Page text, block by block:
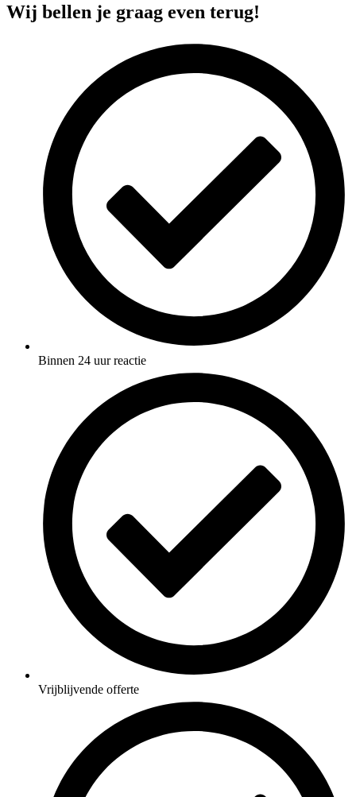
Wij bellen je graag even terug!
Binnen 24 uur reactie
Vrijblijvende offerte